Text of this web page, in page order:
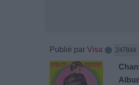
Publié par Visa 247844